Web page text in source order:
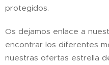
protegidos.
Os dejamos enlace a
encontrar los diferentes
nuestras ofertas estrella